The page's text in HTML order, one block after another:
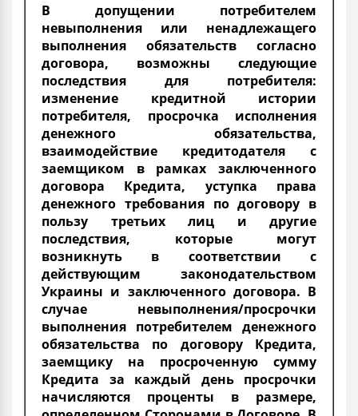
В допущении потребителем
невыполнения или ненадлежащего
выполнения обязательств согласно
договора, возможны следующие
последствия для потребителя:
изменение кредитной истории
потребителя, просрочка исполнения
денежного обязательства,
взаимодействие кредитодателя с
заемщиком в рамках заключенного
договора Кредита, уступка права
денежного требования по договору в
пользу третьих лиц и другие
последствия, которые могут
возникнуть в соответствии с
действующим законодательством
Украины и заключенного договора. В
случае невыполнения/просрочки
выполнения потребителем денежного
обязательства по договору Кредита,
заемщику на просроченную сумму
Кредита за каждый день просрочки
начисляются проценты в размере,